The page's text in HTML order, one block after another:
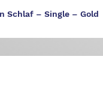
Schlaf – Single – Gold